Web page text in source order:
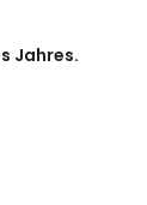
Jahres.